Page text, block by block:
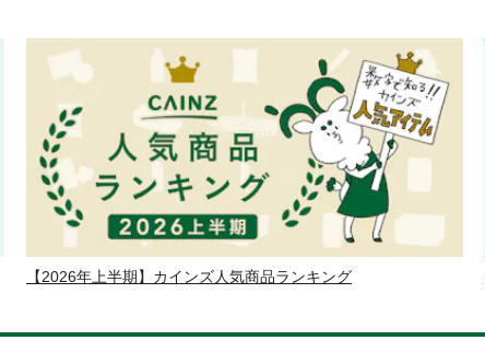
【2026年上半期】カインズ人気商品ランキング